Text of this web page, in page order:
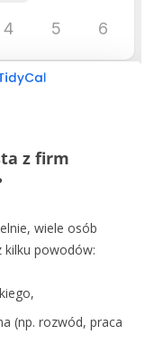
z firm
wiele osób
kilku powodów:
(np. rozwód, praca